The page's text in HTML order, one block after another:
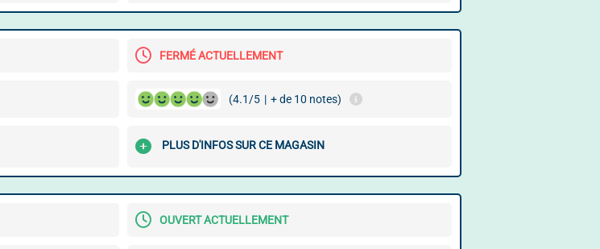
FERMÉ ACTUELLEMENT
(4.1/5 | + de 10 notes)
PLUS D'INFOS SUR CE MAGASIN
OUVERT ACTUELLEMENT